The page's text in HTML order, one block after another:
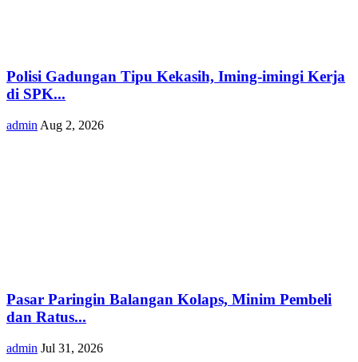
Polisi Gadungan Tipu Kekasih, Iming-imingi Kerja
di SPK...
admin Aug 2, 2026
Pasar Paringin Balangan Kolaps, Minim Pembeli
dan Ratus...
admin Jul 31, 2026